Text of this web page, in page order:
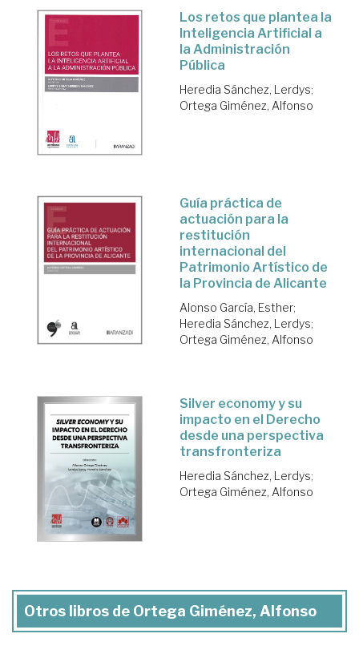
Los retos que plantea la
Inteligencia Artificial a
la Administración
Pública
Heredia Sánchez, Lerdys;
Ortega Giménez, Alfonso
Guía práctica de
actuación para la
restitución
internacional del
Patrimonio Artístico de
la Provincia de Alicante
Alonso García, Esther;
Heredia Sánchez, Lerdys;
Ortega Giménez, Alfonso
Silver economy y su
impacto en el Derecho
desde una perspectiva
transfronteriza
Heredia Sánchez, Lerdys;
Ortega Giménez, Alfonso
Otros libros de Ortega Giménez, Alfonso